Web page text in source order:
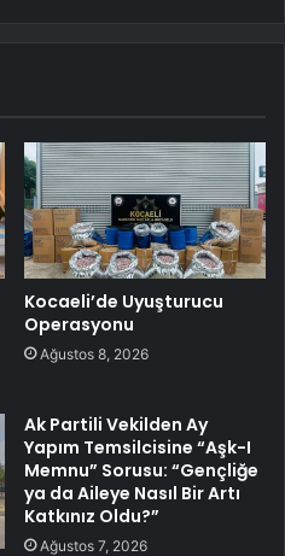
Kocaeli’de Uyuşturucu
Operasyonu
Ağustos 8, 2026
Ak Partili Vekilden Ay
Yapım Temsilcisine “Aşk-I
Memnu” Sorusu: “Gençliğe
ya da Aileye Nasıl Bir Artı
Katkınız Oldu?”
Ağustos 7, 2026